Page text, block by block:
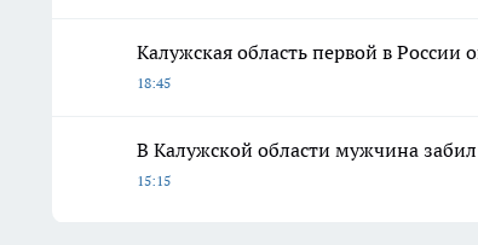
Калужская область первой в России
18:45
В Калужской области мужчина
15:15